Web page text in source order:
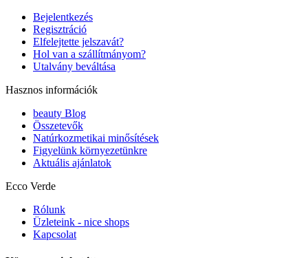
Bejelentkezés
Regisztráció
Elfelejtette jelszavát?
Hol van a szállítmányom?
Utalvány beváltása
Hasznos információk
beauty Blog
Összetevők
Natúrkozmetikai minősítések
Figyelünk környezetünkre
Aktuális ajánlatok
Ecco Verde
Rólunk
Üzleteink - nice shops
Kapcsolat